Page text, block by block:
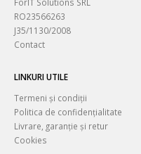
RO23566263
J35/1130/2008
Contact
LINKURI UTILE
Termeni și condiții
Politica de confidențialitate
Livrare, garanție și retur
Cookies